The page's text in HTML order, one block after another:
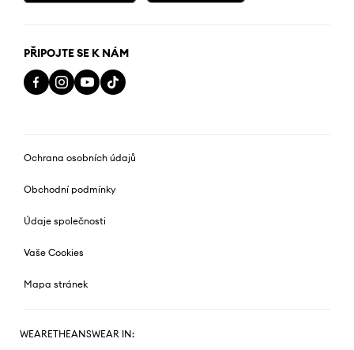
PŘIPOJTE SE K NÁM
Ochrana osobních údajů
Obchodní podmínky
Údaje společnosti
Vaše Cookies
Mapa stránek
WEARETHEANSWEAR IN: